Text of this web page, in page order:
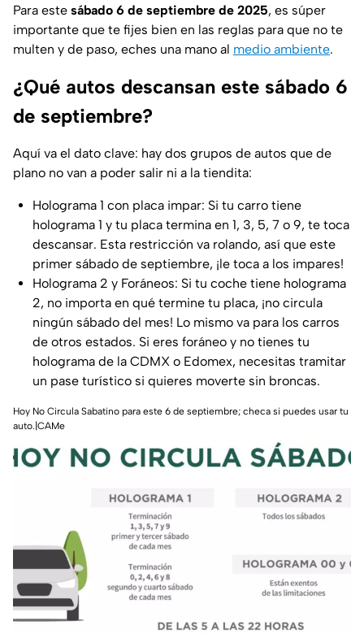
Para este sábado 6 de septiembre de 2025, es súper
importante que te fijes bien en las reglas para que no te
multen y de paso, eches una mano al medio ambiente.
¿Qué autos descansan este sábado 6
de septiembre?
Aquí va el dato clave: hay dos grupos de autos que de
plano no van a poder salir ni a la tiendita:
Holograma 1 con placa impar: Si tu carro tiene
holograma 1 y tu placa termina en 1, 3, 5, 7 o 9, te toca
descansar. Esta restricción va rolando, así que este
primer sábado de septiembre, ¡le toca a los impares!
Holograma 2 y Foráneos: Si tu coche tiene holograma
2, no importa en qué termine tu placa, ¡no circula
ningún sábado del mes! Lo mismo va para los carros
de otros estados. Si eres foráneo y no tienes tu
holograma de la CDMX o Edomex, necesitas tramitar
un pase turístico si quieres moverte sin broncas.
Hoy No Circula Sabatino para este 6 de septiembre; checa si puedes usar tu
auto.|CAMe